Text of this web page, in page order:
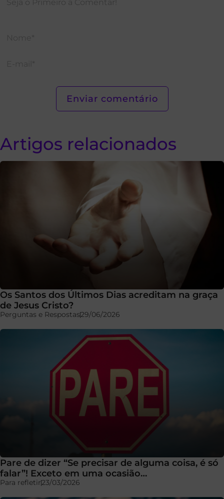
Artigos relacionados
Os Santos dos Últimos Dias acreditam na graça
de Jesus Cristo?
Perguntas e Respostas29/06/2026
Pare de dizer “Se precisar de alguma coisa, é só
falar”! Exceto em uma ocasião…
Para refletir23/03/2026